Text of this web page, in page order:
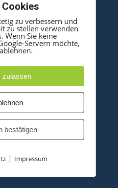
zu verbessern und
zu stellen verwenden
Wenn Sie keine
Servern möchte,
zulassen
bestätigen
| Impressum